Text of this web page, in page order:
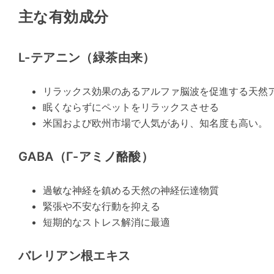
主な有効成分
L-テアニン（緑茶由来）
リラックス効果のあるアルファ脳波を促進する天然
眠くならずにペットをリラックスさせる
米国および欧州市場で人気があり、知名度も高い。
GABA（γ-アミノ酪酸）
過敏な神経を鎮める天然の神経伝達物質
緊張や不安な行動を抑える
短期的なストレス解消に最適
バレリアン根エキス